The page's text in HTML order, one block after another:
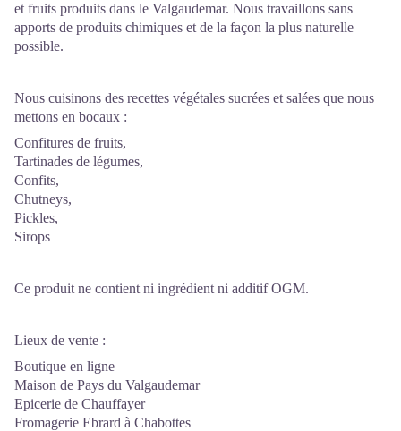
et fruits produits dans le Valgaudemar. Nous travaillons sans
apports de produits chimiques et de la façon la plus naturelle
possible.
Nous cuisinons des recettes végétales sucrées et salées que nous
mettons en bocaux :
Confitures de fruits,
Tartinades de légumes,
Confits,
Chutneys,
Pickles,
Sirops
Ce produit ne contient ni ingrédient ni additif OGM.
Lieux de vente :
Boutique en ligne
Maison de Pays du Valgaudemar
Epicerie de Chauffayer
Fromagerie Ebrard à Chabottes